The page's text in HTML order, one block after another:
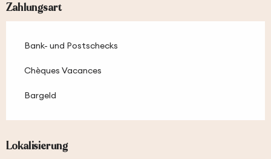
Zahlungsart
Bank- und Postschecks
Chèques Vacances
Bargeld
Lokalisierung